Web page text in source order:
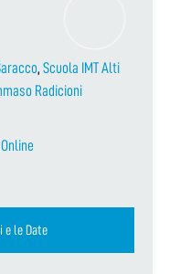
, Scuola IMT Alti
Radicioni
Online
e le Date